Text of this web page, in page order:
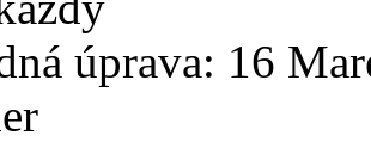
úprava: 16